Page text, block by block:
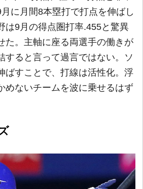
に月間8本塁打で打点を伸ばし
は9月の得点圏打率.455と驚異
た。主軸に座る両選手の働きが
すると言って過言ではない。ソ
ばすことで、打線は活性化。浮
めないチームを波に乗せるはず